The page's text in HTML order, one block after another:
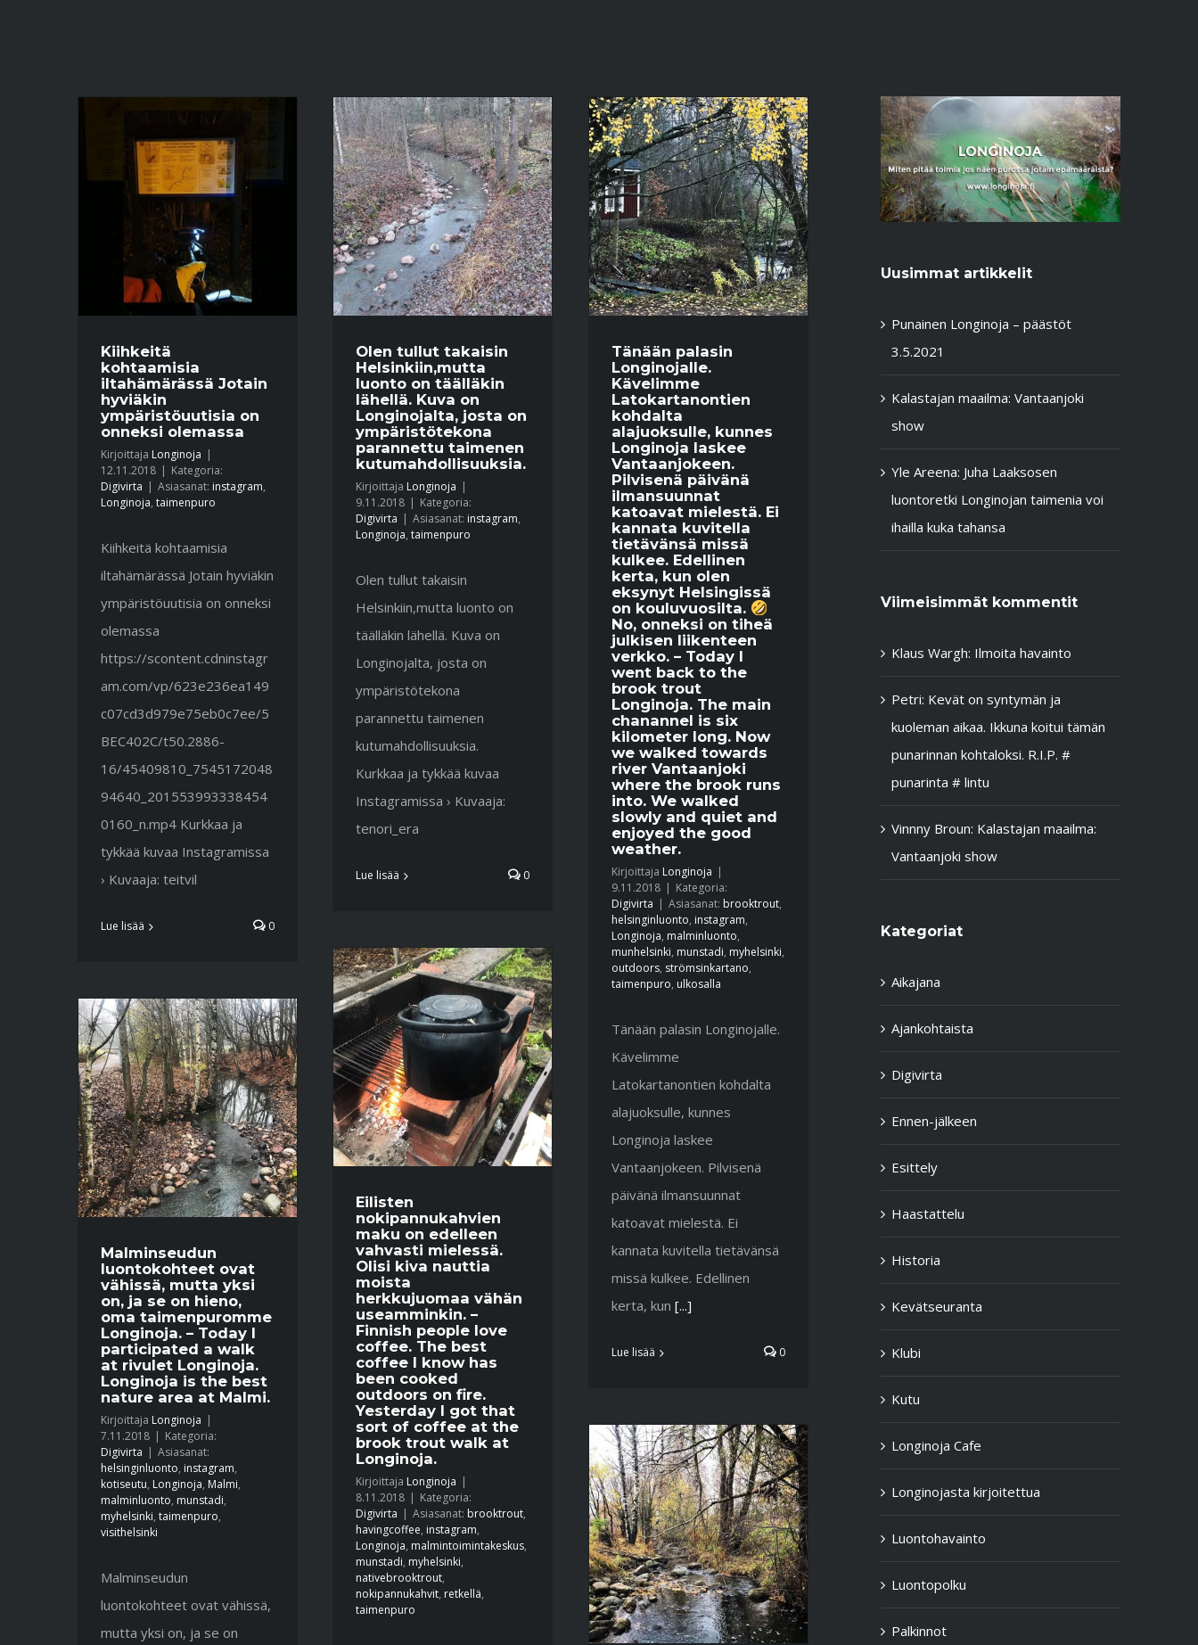
Kiihkeitä
kohtaamisia
iltahämärässä Jotain
hyviäkin
ympäristöuutisia on
onneksi olemassa
Kirjoittaja Longinoja |
12.11.2018 | Kategoria:
Digivirta | Asiasanat: instagram,
Longinoja, taimenpuro
Kiihkeitä kohtaamisia
iltahämärässä Jotain hyviäkin
ympäristöuutisia on onneksi
olemassa
https://scontent.cdninstagr
am.com/vp/623e236ea149
c07cd3d979e75eb0c7ee/5
BEC402C/t50.2886-
16/45409810_7545172048
94640_201553993338454
0160_n.mp4 Kurkkaa ja
tykkää kuvaa Instagramissa
› Kuvaaja: teitvil
Lue lisää 0
Olen tullut takaisin
Helsinkiin,mutta
luonto on täälläkin
lähellä. Kuva on
Longinojalta, josta on
ympäristötekona
parannettu taimenen
kutumahdollisuuksia.
Kirjoittaja Longinoja |
9.11.2018 | Kategoria:
Digivirta | Asiasanat: instagram,
Longinoja, taimenpuro
Olen tullut takaisin
Helsinkiin,mutta luonto on
täälläkin lähellä. Kuva on
Longinojalta, josta on
ympäristötekona
parannettu taimenen
kutumahdollisuuksia.
Kurkkaa ja tykkää kuvaa
Instagramissa › Kuvaaja:
tenori_era
Lue lisää 0
Tänään palasin
Longinojalle.
Kävelimme
Latokartanontien
kohdalta
alajuoksulle, kunnes
Longinoja laskee
Vantaanjokeen.
Pilvisenä päivänä
ilmansuunnat
katoavat mielestä. Ei
kannata kuvitella
tietävänsä missä
kulkee. Edellinen
kerta, kun olen
eksynyt Helsingissä
on kouluvuosilta.
No, onneksi on tiheä
julkisen liikenteen
verkko. – Today I
went back to the
brook trout
Longinoja. The main
chanannel is six
kilometer long. Now
we walked towards
river Vantaanjoki
where the brook runs
into. We walked
slowly and quiet and
enjoyed the good
weather.
Kirjoittaja Longinoja |
9.11.2018 | Kategoria:
Digivirta | Asiasanat: brooktrout,
helsinginluonto, instagram,
Longinoja, malminluonto,
munhelsinki, munstadi, myhelsinki,
outdoors, strömsinkartano,
taimenpuro, ulkosalla
Tänään palasin Longinojalle.
Kävelimme
Latokartanontien kohdalta
alajuoksulle, kunnes
Longinoja laskee
Vantaanjokeen. Pilvisenä
päivänä ilmansuunnat
katoavat mielestä. Ei
kannata kuvitella tietävänsä
missä kulkee. Edellinen
kerta, kun [...]
Lue lisää 0
Eilisten
nokipannukahvien
maku on edelleen
vahvasti mielessä.
Olisi kiva nauttia
moista
herkkujuomaa vähän
useamminkin. –
Finnish people love
coffee. The best
coffee I know has
been cooked
outdoors on fire.
Yesterday I got that
sort of coffee at the
brook trout walk at
Longinoja.
Kirjoittaja Longinoja |
8.11.2018 | Kategoria:
Digivirta | Asiasanat: brooktrout,
havingcoffee, instagram,
Longinoja, malmintoimintakeskus,
munstadi, myhelsinki,
nativebrooktrout,
nokipannukahvit, retkellä,
taimenpuro
Malminseudun
luontokohteet ovat
vähissä, mutta yksi
on, ja se on hieno,
oma taimenpuromme
Longinoja. – Today I
participated a walk
at rivulet Longinoja.
Longinoja is the best
nature area at Malmi.
Kirjoittaja Longinoja |
7.11.2018 | Kategoria:
Digivirta | Asiasanat:
helsinginluonto, instagram,
kotiseutu, Longinoja, Malmi,
malminluonto, munstadi,
myhelsinki, taimenpuro,
visithelsinki
Malminseudun
luontokohteet ovat vähissä,
mutta yksi on, ja se on
Uusimmat artikkelit
Punainen Longinoja – päästöt
3.5.2021
Kalastajan maailma: Vantaanjoki
show
Yle Areena: Juha Laaksosen
luontoretki Longinojan taimenia voi
ihailla kuka tahansa
Viimeisimmät kommentit
Klaus Wargh: Ilmoita havainto
Petri: Kevät on syntymän ja
kuoleman aikaa. Ikkuna koitui tämän
punarinnan kohtaloksi. R.I.P. #
punarinta # lintu
Vinnny Broun: Kalastajan maailma:
Vantaanjoki show
Kategoriat
Aikajana
Ajankohtaista
Digivirta
Ennen-jälkeen
Esittely
Haastattelu
Historia
Kevätseuranta
Klubi
Kutu
Longinoja Cafe
Longinojasta kirjoitettua
Luontohavainto
Luontopolku
Palkinnot